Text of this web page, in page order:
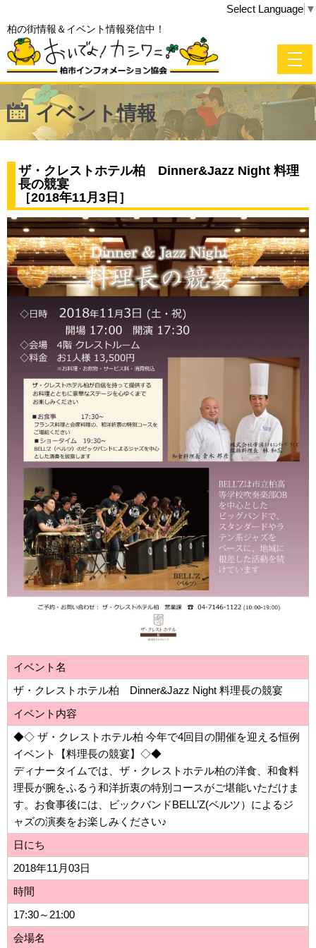
柏の街情報＆イベント情報発信中！
Select Language ▼
イベント情報
ザ・クレストホテル柏 Dinner&Jazz Night 料理
長の競宴
［2018年11月3日］
イベント名
ザ・クレストホテル柏 Dinner&Jazz Night 料理長の競宴
イベント内容
◆◇ ザ・クレストホテル柏 今年で4回目の開催を迎える恒例
イベント【料理長の競宴】◇◆
ディナータイムでは、ザ・クレストホテル柏の洋食、和食料
理長が腕をふるう和洋折衷の特別コースがご堪能いただけま
す。お食事後には、ビックバンドBELL’Z(ベルツ）によるジ
ャズの演奏をお楽しみください♪
日にち
2018年11月03日
時間
17:30～21:00
会場名